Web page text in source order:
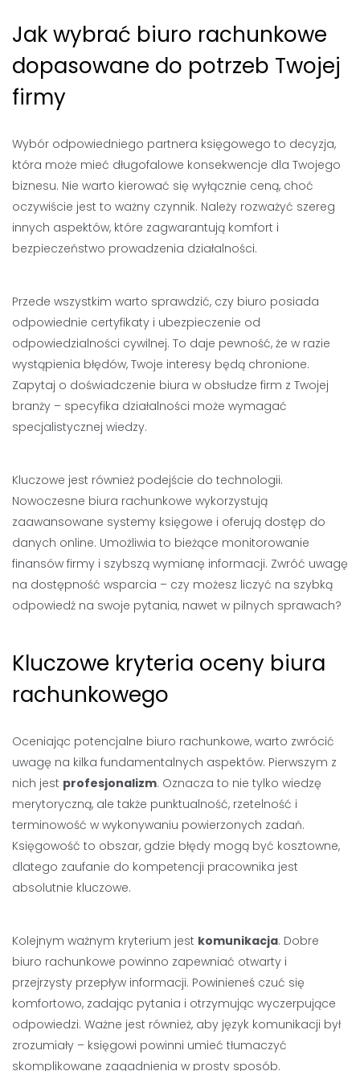
Jak wybrać biuro rachunkowe
dopasowane do potrzeb Twojej
firmy
Wybór odpowiedniego partnera księgowego to decyzja,
która może mieć długofalowe konsekwencje dla Twojego
biznesu. Nie warto kierować się wyłącznie ceną, choć
oczywiście jest to ważny czynnik. Należy rozważyć szereg
innych aspektów, które zagwarantują komfort i
bezpieczeństwo prowadzenia działalności.
Przede wszystkim warto sprawdzić, czy biuro posiada
odpowiednie certyfikaty i ubezpieczenie od
odpowiedzialności cywilnej. To daje pewność, że w razie
wystąpienia błędów, Twoje interesy będą chronione.
Zapytaj o doświadczenie biura w obsłudze firm z Twojej
branży – specyfika działalności może wymagać
specjalistycznej wiedzy.
Kluczowe jest również podejście do technologii.
Nowoczesne biura rachunkowe wykorzystują
zaawansowane systemy księgowe i oferują dostęp do
danych online. Umożliwia to bieżące monitorowanie
finansów firmy i szybszą wymianę informacji. Zwróć uwagę
na dostępność wsparcia – czy możesz liczyć na szybką
odpowiedź na swoje pytania, nawet w pilnych sprawach?
Kluczowe kryteria oceny biura
rachunkowego
Oceniając potencjalne biuro rachunkowe, warto zwrócić
uwagę na kilka fundamentalnych aspektów. Pierwszym z
nich jest profesjonalizm. Oznacza to nie tylko wiedzę
merytoryczną, ale także punktualność, rzetelność i
terminowość w wykonywaniu powierzonych zadań.
Księgowość to obszar, gdzie błędy mogą być kosztowne,
dlatego zaufanie do kompetencji pracownika jest
absolutnie kluczowe.
Kolejnym ważnym kryterium jest komunikacja. Dobre
biuro rachunkowe powinno zapewniać otwarty i
przejrzysty przepływ informacji. Powinieneś czuć się
komfortowo, zadając pytania i otrzymując wyczerpujące
odpowiedzi. Ważne jest również, aby język komunikacji był
zrozumiały – księgowi powinni umieć tłumaczyć
skomplikowane zagadnienia w prosty sposób.